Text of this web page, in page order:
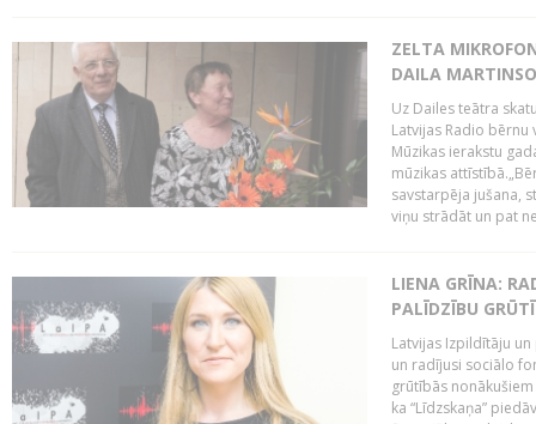
ZELTA
DAILA
Uz Dailes teātra
Latvijas Radio
Mūzikas ierakstu
mūzikas
savstarpēja jušana,
viņu strādāt un pat
LIENA GRĪNA:
PALĪDZĪBU
Latvijas Izpildītāju
un radījusi sociālo
grūtībās
ka “Līdzskaņa”